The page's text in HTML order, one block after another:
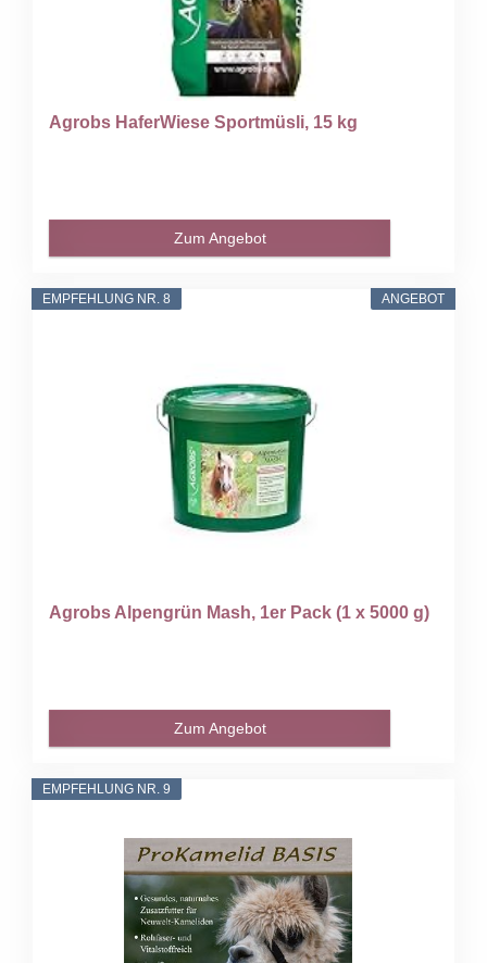
Agrobs HaferWiese Sportmüsli, 15 kg
Zum Angebot
ANGEBOT
EMPFEHLUNG NR. 8
Agrobs Alpengrün Mash, 1er Pack (1 x 5000 g)
Zum Angebot
EMPFEHLUNG NR. 9